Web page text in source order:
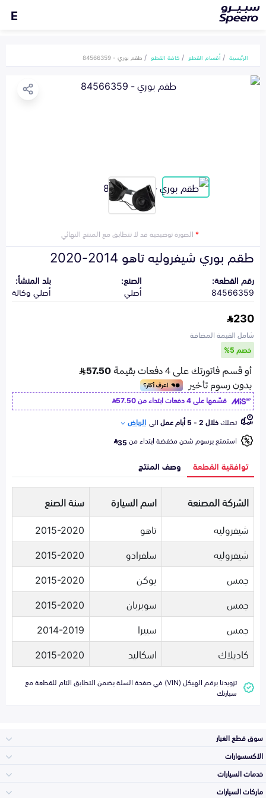
E
الرئيسية أقسام القطع كافة القطع طقم بوري - 84566359
*الصورة توضيحية قد لا تتطابق مع المنتج النهائي
طقم بوري شيفروليه تاهو 2014-2020
رقم القطعة:
84566359
الصنع:
أصلي
بلد المنشأ:
أصلي وكالة
230
شامل القيمة المضافة
خصم 5%
قسّمها على 4 دفعات ابتداء من
57.50
تصلكخلال 2 - 5 أيام عمل الى الرياض
استمتع برسوم شحن مخفضة ابتداء من35
توافقية القطعة وصف المنتج
الشركة المصنعة اسم السيارة
سنة الصنع
شيفروليه
تاهو
2015-2020
شيفروليه
سلفرادو
2015-2020
جمس
يوكن
2015-2020
جمس
سوبربان
2015-2020
جمس
سييرا
2014-2019
كاديلاك
اسكاليد 2015-2020
تزويدنا برقم الهيكل (VIN) في صفحة السلة يضمن التطابق التام للقطعة مع
سيارتك
سوق قطع الغيار
الاكسسوارات
خدمات السيارات
ماركات السيارات